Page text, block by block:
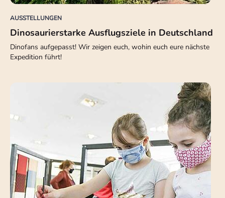
AUSSTELLUNGEN
Dinosaurierstarke Ausflugsziele in Deutschland
Dinofans aufgepasst! Wir zeigen euch, wohin euch eure nächste
Expedition führt!